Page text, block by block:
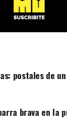
postales de
brava en la